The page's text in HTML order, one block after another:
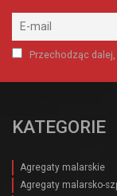
Przechodząc
KATEGORIE
Agregaty malarskie
Agregaty malarsko-